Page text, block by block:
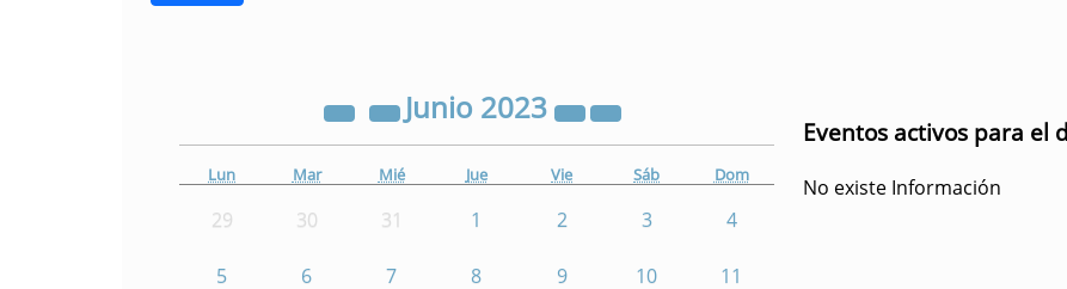
Junio 2023
Lun Mar Mié Jue Vie Sáb Dom
29 30 31 1 2 3 4
5 6 7 8 9 10 11
Eventos activos para el
No existe Información